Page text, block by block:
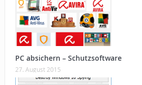
PC absichern – Schutzsoftware
27. August 2015